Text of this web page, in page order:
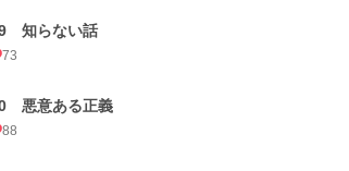
知らない話
73
悪意ある正義
88